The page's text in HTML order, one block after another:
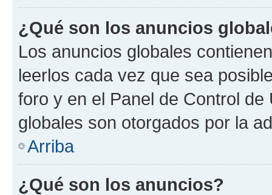
¿Qué son los anuncios
Los anuncios globales
leerlos cada vez que sea
foro y en el Panel de Control
globales son otorgados por la
Arriba
¿Qué son los anuncios?